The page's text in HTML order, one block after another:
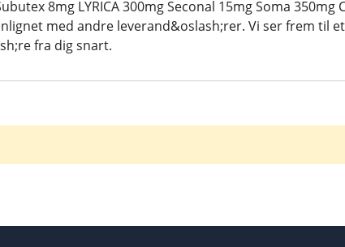
8mg LYRICA 300mg Seconal 15mg Soma
med andre leverand&oslash;rer. Vi ser frem til
fra dig snart.